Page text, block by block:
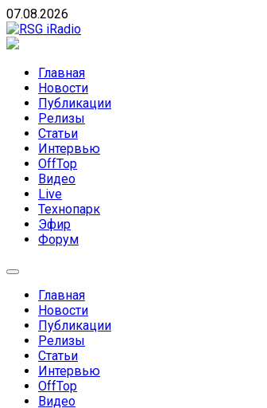
Skip
to
content
07.08.2026
Главная
Новости
Публикации
Релизы
Статьи
Интервью
OffTop
Видео
Live
Технопарк
Эфир
Форум
Главная
Новости
Публикации
Релизы
Статьи
Интервью
OffTop
Видео